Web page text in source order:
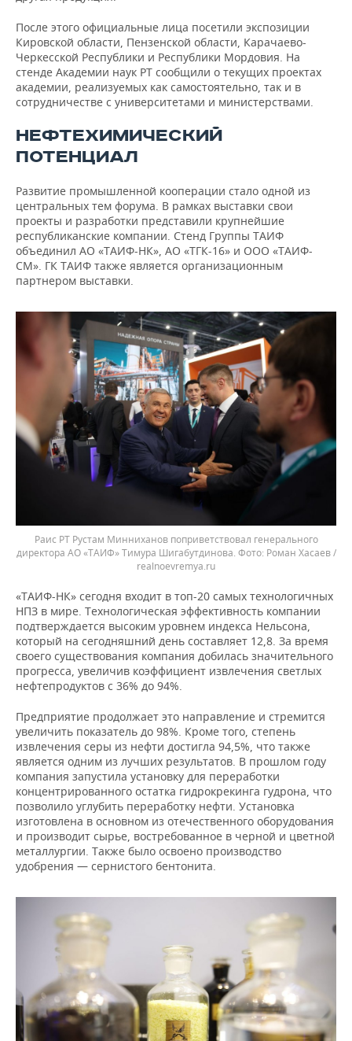
После этого официальные лица посетили экспозиции
Кировской области, Пензенской области, Карачаево-
Черкесской Республики и Республики Мордовия. На
стенде Академии наук РТ сообщили о текущих проектах
академии, реализуемых как самостоятельно, так и в
сотрудничестве с университетами и министерствами.
НЕФТЕХИМИЧЕСКИЙ
ПОТЕНЦИАЛ
Развитие промышленной кооперации стало одной из
центральных тем форума. В рамках выставки свои
проекты и разработки представили крупнейшие
республиканские компании. Стенд Группы ТАИФ
объединил АО «ТАИФ-НК», АО «ТГК-16» и ООО «ТАИФ-
СМ». ГК ТАИФ также является организационным
партнером выставки.
Раис РТ Рустам Минниханов поприветствовал генерального
директора АО «ТАИФ» Тимура Шигабутдинова.
Роман Хасаев /
realnoevremya.ru
«ТАИФ-НК» сегодня входит в топ-20 самых технологичных
НПЗ в мире. Технологическая эффективность компании
подтверждается высоким уровнем индекса Нельсона,
который на сегодняшний день составляет 12,8. За время
своего существования компания добилась значительного
прогресса, увеличив коэффициент извлечения светлых
нефтепродуктов с 36% до 94%.
Предприятие продолжает это направление и стремится
увеличить показатель до 98%. Кроме того, степень
извлечения серы из нефти достигла 94,5%, что также
является одним из лучших результатов. В прошлом году
компания запустила установку для переработки
концентрированного остатка гидрокрекинга гудрона, что
позволило углубить переработку нефти. Установка
изготовлена в основном из отечественного оборудования
и производит сырье, востребованное в черной и цветной
металлургии. Также было освоено производство
удобрения — сернистого бентонита.